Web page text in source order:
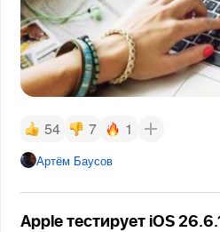
54 7 1
Артём Баусов
Apple тестирует iOS